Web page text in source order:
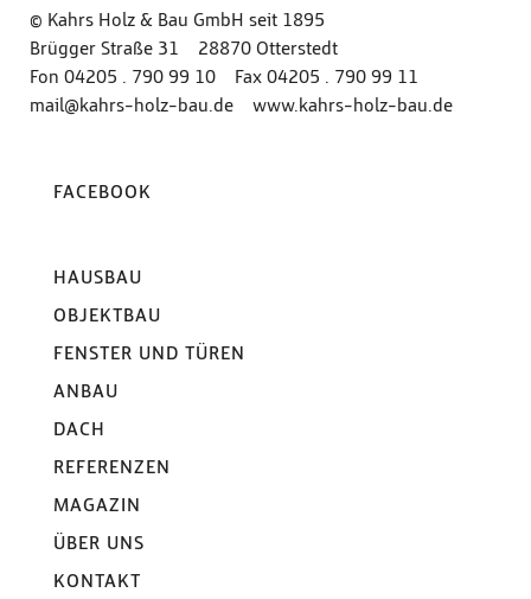
© Kahrs Holz & Bau GmbH seit 1895
Brügger Straße 31 28870 Otterstedt
Fon 04205 . 790 99 10 Fax 04205 . 790 99 11
mail@kahrs-holz-bau.de
www‍.‍kahrs‍-‍holz‍-‍bau‍.‍de
FACEBOOK
HAUSBAU
OBJEKTBAU
FENSTER UND TÜREN
ANBAU
DACH
REFERENZEN
MAGAZIN
ÜBER UNS
KONTAKT